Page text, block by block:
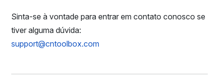
Sinta-se à vontade para entrar em contato conosco se
tiver alguma dúvida:
support@cntoolbox.com